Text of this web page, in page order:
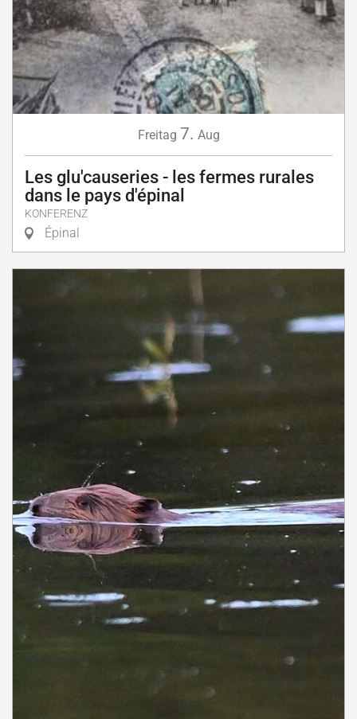
Freitag 7. Aug
Les glu'causeries - les fermes rurales
dans le pays d'épinal
KONFERENZ
Épinal